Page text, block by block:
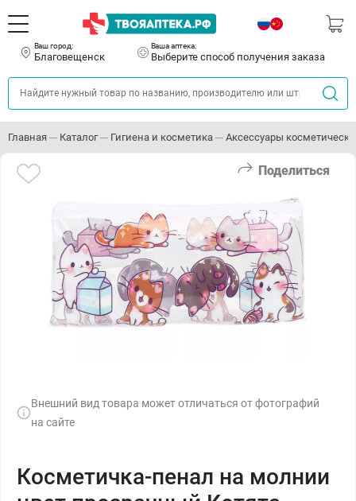
Ваш город:
Благовещенск
Ваша аптека:
Выберите способ получения заказа
Главная Каталог Гигиена и косметика Аксессуары
Поделиться
Внешний вид товара может отличаться от фотографий
на сайте
Косметичка-пенал на молнии